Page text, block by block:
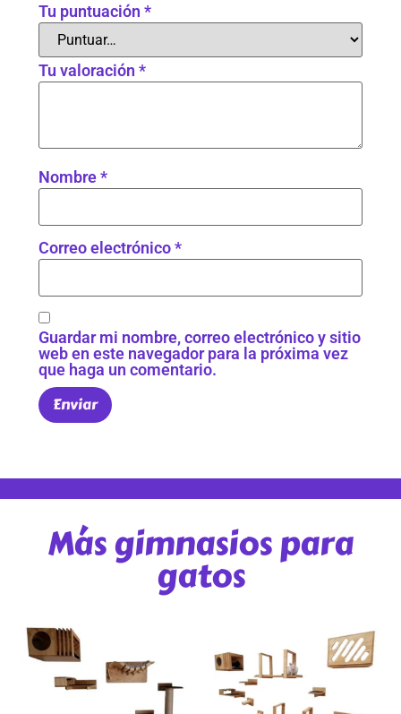
Tu puntuación*
Tu valoración*
Nombre*
Correo electrónico*
Guardar mi nombre, correo electrónico y sitio
web en este navegador para la próxima vez
que haga un comentario.
Más gimnasios para
gatos